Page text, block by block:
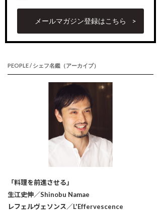
メールマガジン登録はこちら
PEOPLE / シェフ名鑑（アーカイブ）
「料理を前進させる」
生江史伸／Shinobu Namae
レフェルヴェソンス／L'Effervescence